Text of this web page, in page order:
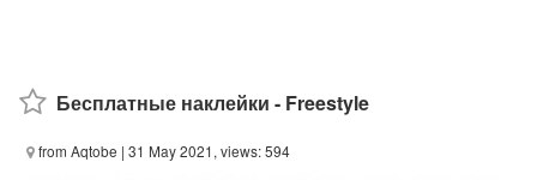
Бесплатные наклейки - Freestyle
from Aqtobe | 31 May 2021, views: 594